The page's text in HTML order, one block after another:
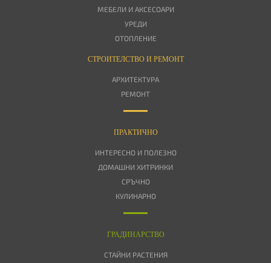
МЕБЕЛИ И АКСЕСОАРИ
УРЕДИ
ОТОПЛЕНИЕ
СТРОИТЕЛСТВО И РЕМОНТ
АРХИТЕКТУРА
РЕМОНТ
ПРАКТИЧНО
ИНТЕРЕСНО И ПОЛЕЗНО
ДОМАШНИ ХИТРИНКИ
СРЪЧНО
КУЛИНАРНО
ГРАДИНАРСТВО
СТАЙНИ РАСТЕНИЯ